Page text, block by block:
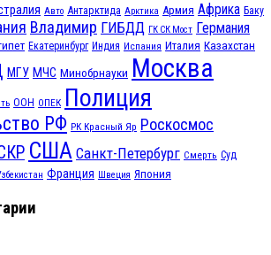
Авто Антарктида Арктика Армия Африка Баку
Владимир ГИБДД ГК СК Мост Германия
Екатеринбург Индия Испания Италия Казахстан
МГУ МЧС Минобрнауки Москва
ООН ОПЕК Полиция
РФ РК Красный Яр Роскосмос
США Санкт-Петербург Смерть Суд
Франция Швеция Япония